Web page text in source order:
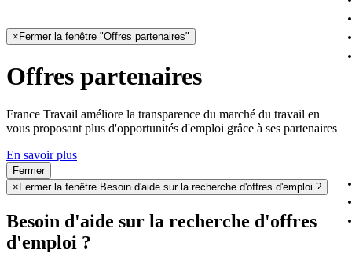
× Fermer la fenêtre "Offres partenaires"
Offres partenaires
France Travail améliore la transparence du marché du travail en
vous proposant plus d'opportunités d'emploi grâce à ses partenaires
En savoir plus
Fermer
× Fermer la fenêtre Besoin d'aide sur la recherche d'offres d'emploi ?
Besoin d'aide sur la recherche d'offres
d'emploi ?